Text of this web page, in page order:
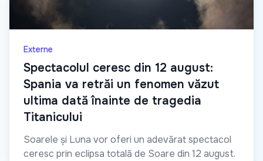
Externe
Spectacolul ceresc din 12 august:
Spania va retrăi un fenomen văzut
ultima dată înainte de tragedia
Titanicului
Soarele și Luna vor oferi un adevărat spectacol
ceresc prin eclipsa totală de Soare din 12 august.